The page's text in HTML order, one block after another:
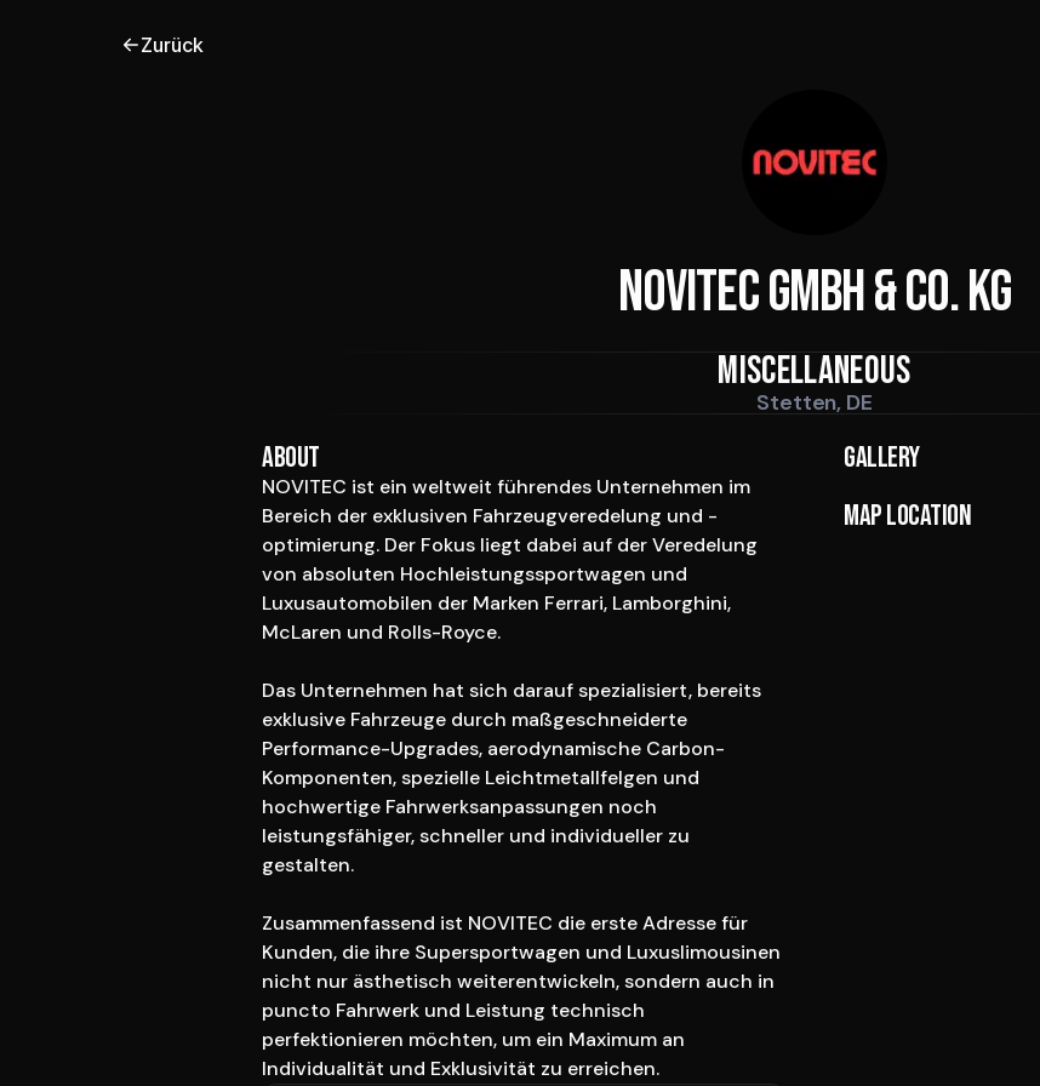
Zurück
Novitec GmbH & Co. KG
Miscellaneous
Stetten, DE
About
NOVITEC ist ein weltweit führendes Unternehmen im
Bereich der exklusiven Fahrzeugveredelung und -
optimierung. Der Fokus liegt dabei auf der Veredelung
von absoluten Hochleistungssportwagen und
Luxusautomobilen der Marken Ferrari, Lamborghini,
McLaren und Rolls-Royce.
Das Unternehmen hat sich darauf spezialisiert, bereits
exklusive Fahrzeuge durch maßgeschneiderte
Performance-Upgrades, aerodynamische Carbon-
Komponenten, spezielle Leichtmetallfelgen und
hochwertige Fahrwerksanpassungen noch
leistungsfähiger, schneller und individueller zu
gestalten.
Zusammenfassend ist NOVITEC die erste Adresse für
Kunden, die ihre Supersportwagen und Luxuslimousinen
nicht nur ästhetisch weiterentwickeln, sondern auch in
puncto Fahrwerk und Leistung technisch
perfektionieren möchten, um ein Maximum an
Individualität und Exklusivität zu erreichen.
Gallery
Map location